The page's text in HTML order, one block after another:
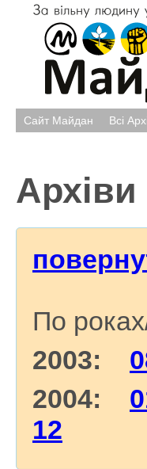
Сайт Майдан Всі
По
2003:
2004:
12